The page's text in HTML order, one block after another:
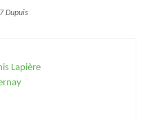
Dupuis
Lapière